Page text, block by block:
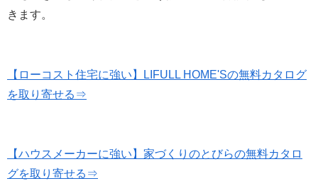
きます。
【ローコスト住宅に強い】LIFULL HOME'Sの無料カタログ
を取り寄せる⇒
【ハウスメーカーに強い】家づくりのとびらの無料カタロ
グを取り寄せる⇒